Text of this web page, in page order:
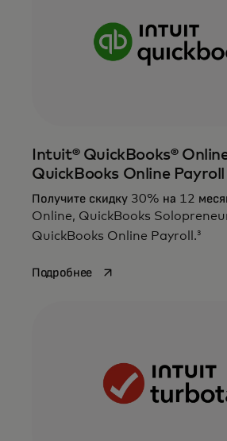
Intuit® QuickBooks®
QuickBooks Online Payroll
Получите скидку 30% на 12
Online, QuickBooks
QuickBooks Online Payroll. 3
Подробнееopens in a new tab